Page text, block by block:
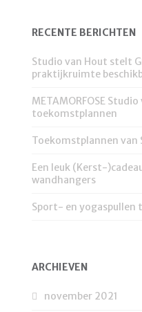
RECENTE BERICHTEN
Studio van Hout stelt
praktijkruimte
METAMORFOSE
toekomstplannen
Toekomstplannen van
Een leuk (Kerst-
wandhangers
Sport- en yogaspullen
ARCHIEVEN
november 2021